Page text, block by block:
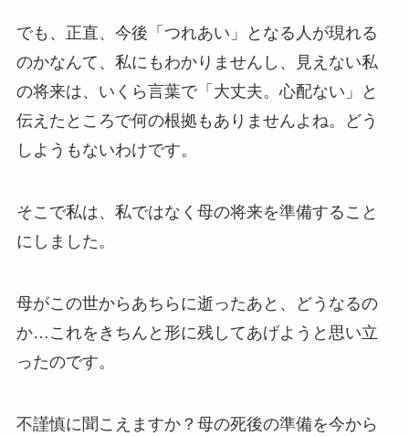
でも、正直、今後「つれあい」となる人が現れる
のかなんて、私にもわかりませんし、見えない私
の将来は、いくら言葉で「大丈夫。心配ない」と
伝えたところで何の根拠もありませんよね。どう
しようもないわけです。
そこで私は、私ではなく母の将来を準備すること
にしました。
母がこの世からあちらに逝ったあと、どうなるの
か…これをきちんと形に残してあげようと思い立
ったのです。
不謹慎に聞こえますか？母の死後の準備を今から